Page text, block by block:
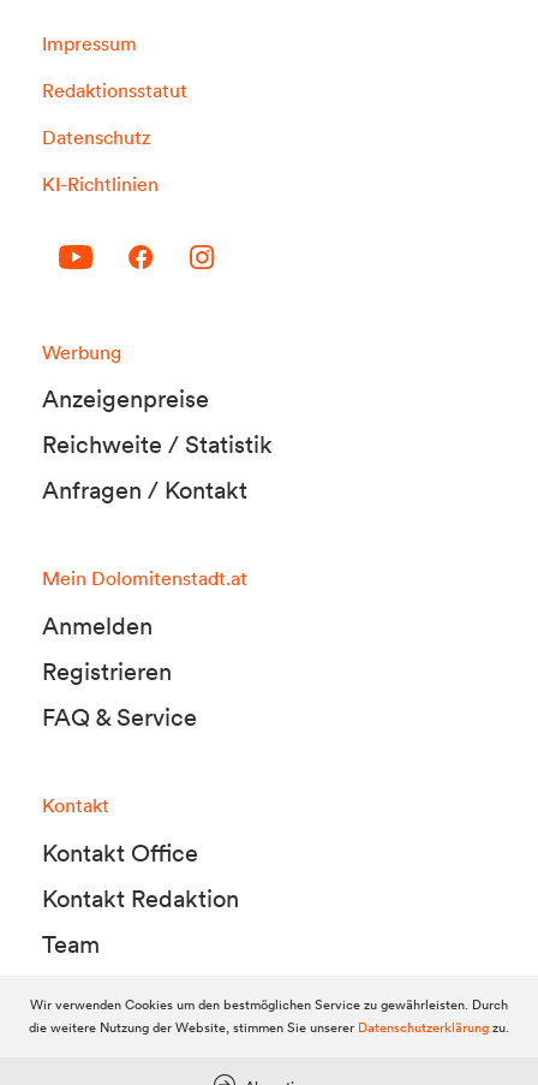
Impressum
Redaktionsstatut
Datenschutz
KI-Richtlinien
Werbung
Anzeigenpreise
Reichweite / Statistik
Anfragen / Kontakt
Mein Dolomitenstadt.at
Anmelden
Registrieren
FAQ & Service
Kontakt
Kontakt Office
Kontakt Redaktion
Team
© 2010-2026 Dolomitenstadt.at
Wir verwenden Cookies um den bestmöglichen Service zu gewährleisten. Durch
die weitere Nutzung der Website, stimmen Sie unserer Datenschutzerklärungzu.